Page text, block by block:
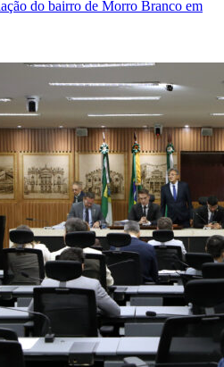
do bairro de Morro Branco em